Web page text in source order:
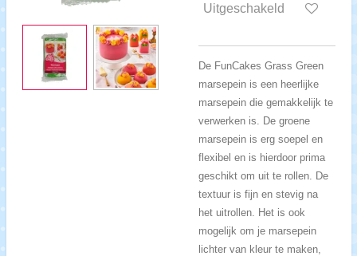
Uitgeschakeld
De FunCakes Grass Green
marsepein is een heerlijke
marsepein die gemakkelijk te
verwerken is. De groene
marsepein is erg soepel en
flexibel en is hierdoor prima
geschikt om uit te rollen. De
textuur is fijn en stevig na
het uitrollen. Het is ook
mogelijk om je marsepein
lichter van kleur te maken,